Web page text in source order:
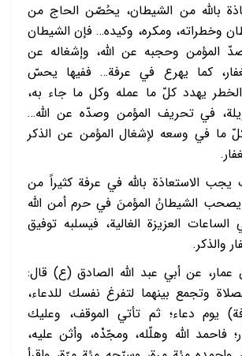
بالله من الشيطان، يحُصّن الحاج من
وخطراته، ومكره، وكيده… فإن الشيطان
المؤمن وحجبه عن الله، وإشغاله عن
كما يهرع في عرفة… ففيها يحسّ
يهدد كلّ ما عمله وكل ما جاء به،
في تحريف المؤمن وصدّه عن الله…
ما في وسعه لإشغال المؤمن عن الذكر
الاستعاذة بالله في عرفة كثيراً من
يصحب الشيطانُ المؤمنَ في حرم أمن الله
العزيزة الغالية، فيسلبه توفيق
والذكر.
عن أبي عبد الله الصادق (ع) قال:
وتجمع بينهما لتفرغ نفسك للدعاء،
يوم دعاء؛ ثم تأتي الموقف، وعليك
فاحمد الله وهلّله، ومجّدْه، وأثن عليه،